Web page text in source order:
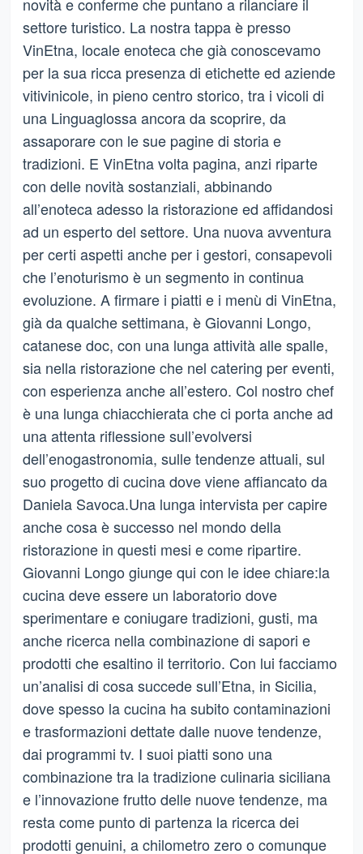
settore turistico. La nostra tappa è presso
VinEtna, locale enoteca che già conoscevamo
per la sua ricca presenza di etichette ed aziende
vitivinicole, in pieno centro storico, tra i vicoli di
una Linguaglossa ancora da scoprire, da
assaporare con le sue pagine di storia e
tradizioni. E VinEtna volta pagina, anzi riparte
con delle novità sostanziali, abbinando
all’enoteca adesso la ristorazione ed affidandosi
ad un esperto del settore. Una nuova avventura
per certi aspetti anche per i gestori, consapevoli
che l’enoturismo è un segmento in continua
evoluzione. A firmare i piatti e i menù di VinEtna,
già da qualche settimana, è Giovanni Longo,
catanese doc, con una lunga attività alle spalle,
sia nella ristorazione che nel catering per eventi,
con esperienza anche all’estero. Col nostro chef
è una lunga chiacchierata che ci porta anche ad
una attenta riflessione sull’evolversi
dell’enogastronomia, sulle tendenze attuali, sul
suo progetto di cucina dove viene affiancato da
Daniela Savoca.Una lunga intervista per capire
anche cosa è successo nel mondo della
ristorazione in questi mesi e come ripartire.
Giovanni Longo giunge qui con le idee chiare:la
cucina deve essere un laboratorio dove
sperimentare e coniugare tradizioni, gusti, ma
anche ricerca nella combinazione di sapori e
prodotti che esaltino il territorio. Con lui facciamo
un’analisi di cosa succede sull’Etna, in Sicilia,
dove spesso la cucina ha subito contaminazioni
e trasformazioni dettate dalle nuove tendenze,
dai programmi tv. I suoi piatti sono una
combinazione tra la tradizione culinaria siciliana
e l’innovazione frutto delle nuove tendenze, ma
resta come punto di partenza la ricerca dei
prodotti genuini, a chilometro zero o comunque